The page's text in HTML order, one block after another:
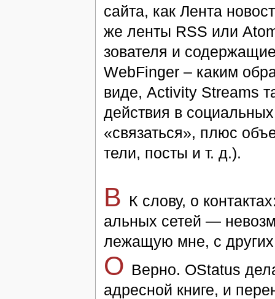
сай­та, как Лен­та
же лен­ты RSS или
зо­ва­те­ля и
WebFinger – ка­ким
ви­де, Activity Streams
дей­ст­вия в
«свя­зать­ся», плюс
те­ли, по­сты и т. д.).
В К сло­ву, о
аль­ных се­тей —
ле­жа­щую мне, с дру­гих
O Вер­но. OStatus
ад­рес­ной книге, и